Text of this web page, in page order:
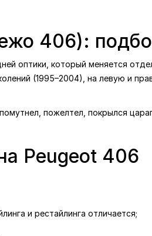
406):
оптики, который меняется
(1995–2004), на левую и
пожелтел, покрылся
Peugeot 406
и рестайлинга отличается;